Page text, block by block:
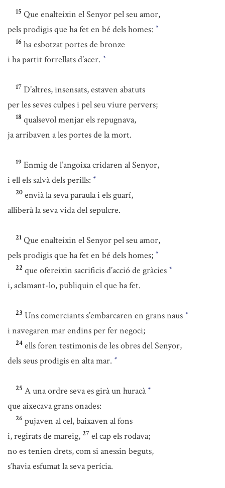
15 Que enalteixin el Senyor pel seu amor,
pels prodigis que ha fet en bé dels homes: *
16 ha esbotzat portes de bronze
i ha partit forrellats d’acer. *
17 D’altres, insensats, estaven abatuts
per les seves culpes i pel seu viure pervers;
18 qualsevol menjar els repugnava,
ja arribaven a les portes de la mort.
19 Enmig de l’angoixa cridaren al Senyor,
i ell els salvà dels perills: *
20 envià la seva paraula i els guarí,
alliberà la seva vida del sepulcre.
21 Que enalteixin el Senyor pel seu amor,
pels prodigis que ha fet en bé dels homes; *
22 que ofereixin sacrificis d’acció de gràcies *
i, aclamant-lo, publiquin el que ha fet.
23 Uns comerciants s’embarcaren en grans naus *
i navegaren mar endins per fer negoci;
24 ells foren testimonis de les obres del Senyor,
dels seus prodigis en alta mar. *
25 A una ordre seva es girà un huracà *
que aixecava grans onades:
26 pujaven al cel, baixaven al fons
i, regirats de mareig, 27 el cap els rodava;
no es tenien drets, com si anessin beguts,
s’havia esfumat la seva perícia.